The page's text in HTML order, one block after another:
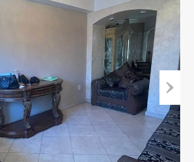
Next